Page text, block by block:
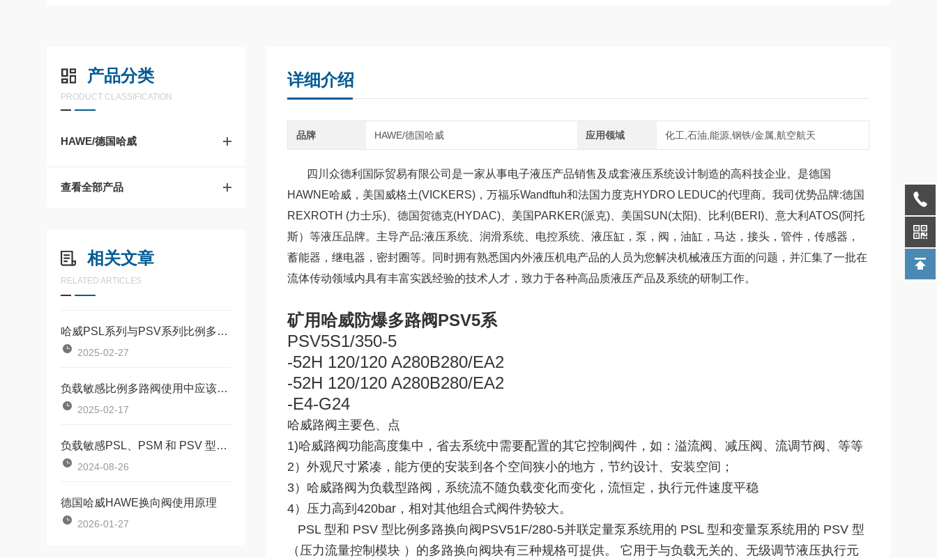
产品分类
PRODUCT CLASSIFICATION
HAWE/德国哈威
查看全部产品
相关文章
RELATED ARTICLES
哈威PSL系列与PSV系列比例多路阀
2025-02-27
负载敏感比例多路阀使用中应该注意什么
2025-02-17
负载敏感PSL、PSM 和 PSV 型比例多路阀保养
2024-08-26
德国哈威HAWE换向阀使用原理
2026-01-27
详细介绍
品牌 HAWE/德国哈威 应用领域 化工,石油,能源,钢铁/金属,航空航天
四川众德利国际贸易有限公司是一家从事电子液压产品销售及成套液压系统设计制造的高科技企业。是德国
HAWNE哈威，美国威格土(VICKERS)，万福乐Wandftuh和法国力度克HYDRO LEDUC的代理商。我司优势品牌:德国
REXROTH (力士乐)、德国贺德克(HYDAC)、美国PARKER(派克)、美国SUN(太阳)、比利(BERI)、意大利ATOS(阿托
斯）等液压品牌。主导产品:液压系统、润滑系统、电控系统、液压缸，泵，阀，油缸，马达，接头，管件，传感器，
蓄能器，继电器，密封圈等。同时拥有熟悉国内外液压机电产品的人员为您解决机械液压方面的问题，并汇集了一批在
流体传动领域内具有丰富实践经验的技术人才，致力于各种高品质液压产品及系统的研制工作。
矿用哈威防爆多路阀PSV5系
PSV5S1/350-5
-52H 120/120 A280B280/EA2
-52H 120/120 A280B280/EA2
-E4-G24
哈威路阀主要色、点
1)哈威路阀功能高度集中，省去系统中需要配置的其它控制阀件，如：溢流阀、减压阀、流调节阀、等等
2）外观尺寸紧凑，能方便的安装到各个空间狭小的地方，节约设计、安装空间；
3）哈威路阀为负载型路阀，系统流不随负载变化而变化，流恒定，执行元件速度平稳
4）压力高到420bar，相对其他组合式阀件势较大。
PSL 型和 PSV 型比例多路换向阀PSV51F/280-5并联定量泵系统用的 PSL 型和变量泵系统用的 PSV 型
（压力流量控制模块 ）的多路换向阀块有三种规格可提供。 它用于与负载无关的、无级调节液压执行元